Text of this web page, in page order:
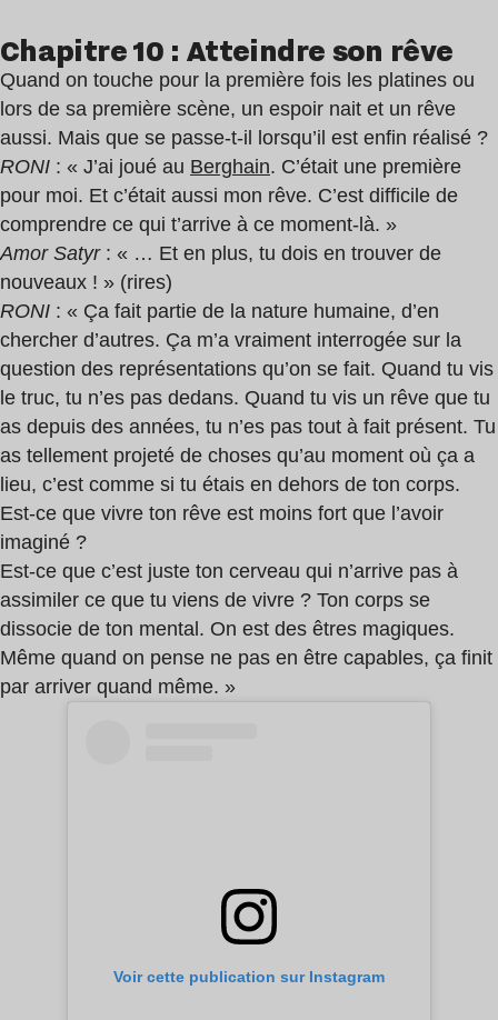
Chapitre 10 : Atteindre son rêve
Quand on touche pour la première fois les platines ou
lors de sa première scène, un espoir nait et un rêve
aussi. Mais que se passe-t-il lorsqu’il est enfin réalisé ?
RONI : « J’ai joué au Berghain. C’était une première
pour moi. Et c’était aussi mon rêve. C’est difficile de
comprendre ce qui t’arrive à ce moment-là. »
Amor Satyr: « … Et en plus, tu dois en trouver de
nouveaux ! » (rires)
RONI : « Ça fait partie de la nature humaine, d’en
chercher d’autres. Ça m’a vraiment interrogée sur la
question des représentations qu’on se fait. Quand tu vis
le truc, tu n’es pas dedans. Quand tu vis un rêve que tu
as depuis des années, tu n’es pas tout à fait présent. Tu
as tellement projeté de choses qu’au moment où ça a
lieu, c’est comme si tu étais en dehors de ton corps.
Est-ce que vivre ton rêve est moins fort que l’avoir
imaginé ?
Est-ce que c’est juste ton cerveau qui n’arrive pas à
assimiler ce que tu viens de vivre ? Ton corps se
dissocie de ton mental. On est des êtres magiques.
Même quand on pense ne pas en être capables, ça finit
par arriver quand même. »
Voir cette publication sur Instagram